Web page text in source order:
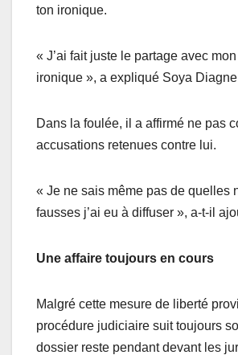
ton ironique.
« J’ai fait juste le partage avec
ironique », a expliqué Soya
Dans la foulée, il a affirmé ne pas
accusations retenues contre lui.
« Je ne sais même pas de quelles
fausses j’ai eu à diffuser », a-t-il
Une affaire toujours en cours
Malgré cette mesure de liberté
procédure judiciaire suit toujours
dossier reste pendant devant les